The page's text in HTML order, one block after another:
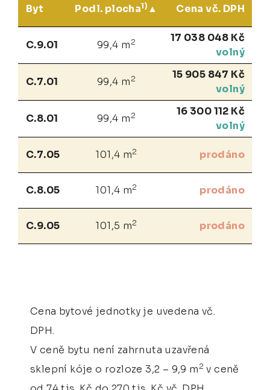
Byt Podl. plocha1) Cena vč. DPH
C.9.01 99,4 m 2
17 038 048 Kč
volný
C.7.01 99,4 m 2
15 905 847 Kč
volný
C.8.01 99,4 m 2
16 300 112 Kč
volný
C.7.05 101,4 m2 prodáno
C.8.05 101,4 m2 prodáno
C.9.05 101,5 m2 prodáno
Cena bytové jednotky je uvedena vč.
DPH.
V ceně bytu není zahrnuta uzavřená
sklepní kóje o rozloze 3,2 – 9,9 m 2 v ceně